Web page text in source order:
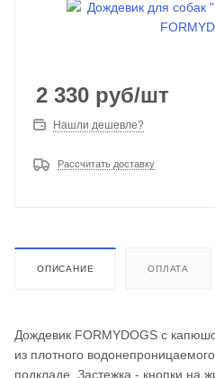
2 330 руб/шт
Нашли дешевле?
Рассчитать доставку
ОПИСАНИЕ ОПЛАТА
Дождевик FORMYDOGS с
из плотного
подкладе. Застежка - кнопки на